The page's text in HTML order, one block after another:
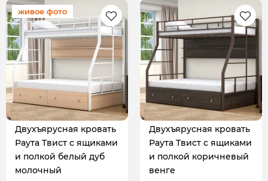
живое фото
Двухъярусная кровать
Раута Твист с ящиками
и полкой белый дуб
молочный
Двухъярусная кровать
Раута Твист с ящиками
и полкой коричневый
венге